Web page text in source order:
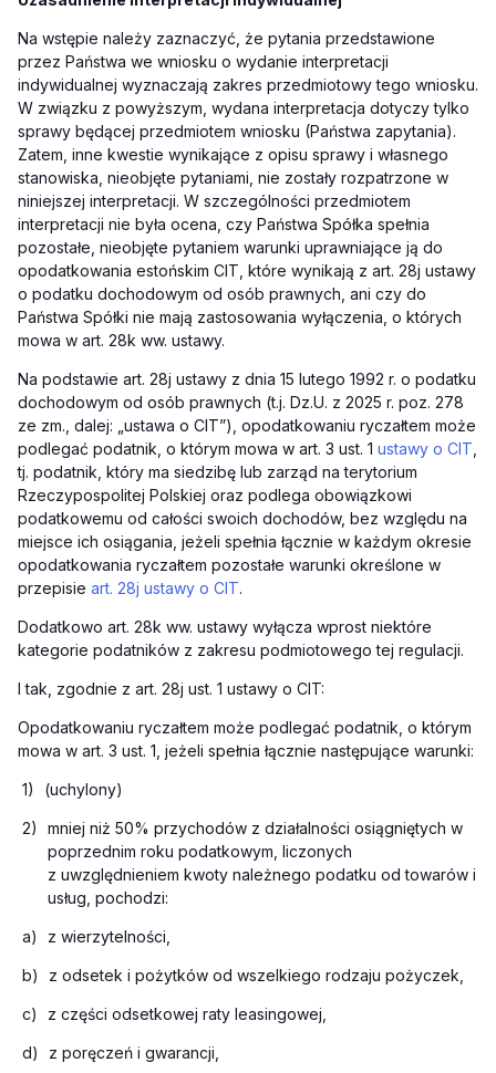
Na wstępie należy zaznaczyć, że pytania przedstawione
przez Państwa we wniosku o wydanie interpretacji
indywidualnej wyznaczają zakres przedmiotowy tego wniosku.
W związku z powyższym, wydana interpretacja dotyczy tylko
sprawy będącej przedmiotem wniosku (Państwa zapytania).
Zatem, inne kwestie wynikające z opisu sprawy i własnego
stanowiska, nieobjęte pytaniami, nie zostały rozpatrzone w
niniejszej interpretacji. W szczególności przedmiotem
interpretacji nie była ocena, czy Państwa Spółka spełnia
pozostałe, nieobjęte pytaniem warunki uprawniające ją do
opodatkowania estońskim CIT, które wynikają z art. 28j ustawy
o podatku dochodowym od osób prawnych, ani czy do
Państwa Spółki nie mają zastosowania wyłączenia, o których
mowa w art. 28k ww. ustawy.
Na podstawie art. 28j ustawy z dnia 15 lutego 1992 r. o podatku
dochodowym od osób prawnych (t.j. Dz.U. z 2025 r. poz. 278
ze zm., dalej: „ustawa o CIT”), opodatkowaniu ryczałtem może
podlegać podatnik, o którym mowa w art. 3 ust. 1 ustawy o CIT
tj. podatnik, który ma siedzibę lub zarząd na terytorium
Rzeczypospolitej Polskiej oraz podlega obowiązkowi
podatkowemu od całości swoich dochodów, bez względu na
miejsce ich osiągania, jeżeli spełnia łącznie w każdym okresie
opodatkowania ryczałtem pozostałe warunki określone w
przepisie art. 28j ustawy o CIT.
Dodatkowo art. 28k ww. ustawy wyłącza wprost niektóre
kategorie podatników z zakresu podmiotowego tej regulacji.
I tak, zgodnie z art. 28j ust. 1 ustawy o CIT:
Opodatkowaniu ryczałtem może podlegać podatnik, o którym
mowa w art. 3 ust. 1, jeżeli spełnia łącznie następujące warunki:
1) (uchylony)
2)
mniej niż 50% przychodów z działalności osiągniętych w
poprzednim roku podatkowym, liczonych
z uwzględnieniem kwoty należnego podatku od towarów i
usług, pochodzi:
a) z wierzytelności,
b) z odsetek i pożytków od wszelkiego rodzaju pożyczek,
c) z części odsetkowej raty leasingowej,
d) z poręczeń i gwarancji,